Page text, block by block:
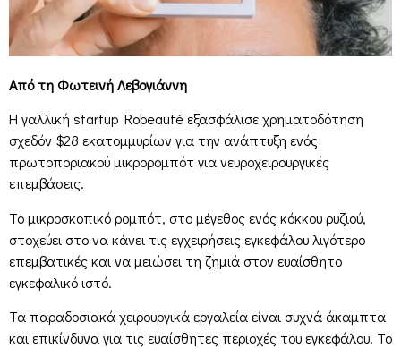
Από τη Φωτεινή Λεβογιάννη
Η γαλλική startup Robeauté εξασφάλισε χρηματοδότηση
σχεδόν $28 εκατομμυρίων για την ανάπτυξη ενός
πρωτοποριακού μικρορομπότ για νευροχειρουργικές
επεμβάσεις.
Το μικροσκοπικό ρομπότ, στο μέγεθος ενός κόκκου ρυζιού,
στοχεύει στο να κάνει τις εγχειρήσεις εγκεφάλου λιγότερο
επεμβατικές και να μειώσει τη ζημιά στον ευαίσθητο
εγκεφαλικό ιστό.
Τα παραδοσιακά χειρουργικά εργαλεία είναι συχνά άκαμπτα
και επικίνδυνα για τις ευαίσθητες περιοχές του εγκεφάλου. Το